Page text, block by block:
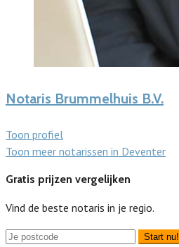
Notaris Brummelhuis B.V.
Toon profiel
Toon meer notarissen in Deventer
Gratis prijzen vergelijken
Vind de beste notaris in je regio.
Start nu!